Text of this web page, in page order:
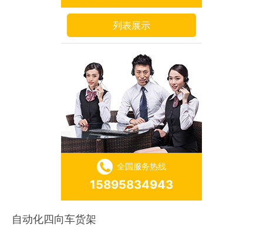
列表展示
全国服务热线
15895834943
自动化四向车货架